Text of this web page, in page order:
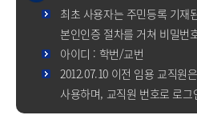
최초 사용자는 주민등록 기재
본인인증 절차를 거쳐 비밀번
아이디 : 학번/교번
2012.07.10 이전 임용 교직원
사용하며, 교직원 번호로 로